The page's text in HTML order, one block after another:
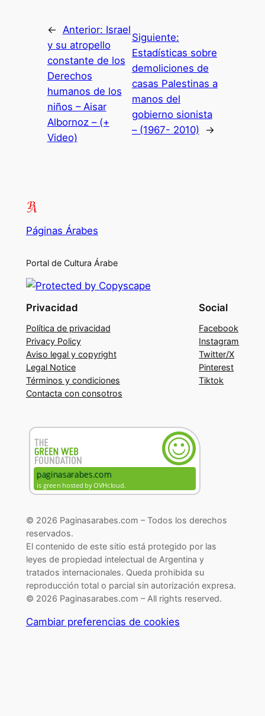
← Anterior: Israel
y su atropello
constante de los
Derechos
humanos de los
niños – Aisar
Albornoz – (+
Video)
Siguiente:
Estadísticas sobre
demoliciones de
casas Palestinas a
manos del
gobierno sionista
– (1967- 2010)
→
Páginas Árabes
Portal de Cultura Árabe
Privacidad
Política de privacidad
Privacy Policy
Aviso legal y copyright
Legal Notice
Términos y condiciones
Contacta con consotros
Social
Facebook
Instagram
Twitter/X
Pinterest
Tiktok
© 2026 Paginasarabes.com – Todos los derechos
reservados.
El contenido de este sitio está protegido por las
leyes de propiedad intelectual de Argentina y
tratados internacionales. Queda prohibida su
reproducción total o parcial sin autorización expresa.
© 2026 Paginasarabes.com – All rights reserved.
Cambiar preferencias de cookies